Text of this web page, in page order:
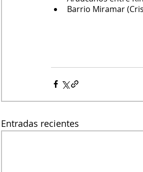
Barrio Miramar
Entradas recientes